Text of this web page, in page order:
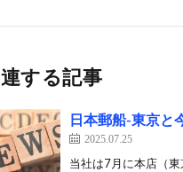
関連する記事
日本郵船-東京と
2025.07.25
当社は7月に本店（